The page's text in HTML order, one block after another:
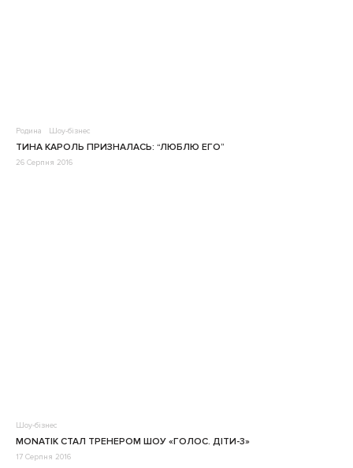
Родина Шоу-бізнес
ТИНА КАРОЛЬ ПРИЗНАЛАСЬ: “ЛЮБЛЮ ЕГО”
26 Серпня 2016
Шоу-бізнес
MONATIK СТАЛ ТРЕНЕРОМ ШОУ «ГОЛОС. ДІТИ-3»
17 Серпня 2016